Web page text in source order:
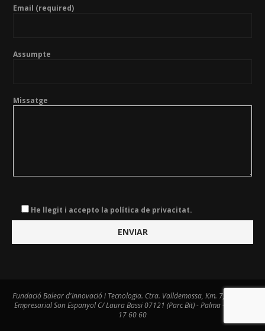
Email (required)
Assumpte
Missatge
He llegit i accepto la política de privacitat.
Fundació Balear d'Innovació i Tecnologia. Ctra. Valldemossa, Km. 7,4. Centre
Empresarial Son Espanyol C/ Laura Bassi 07121 (Parc Bit) - Palma - Tel. 971
17 60 60